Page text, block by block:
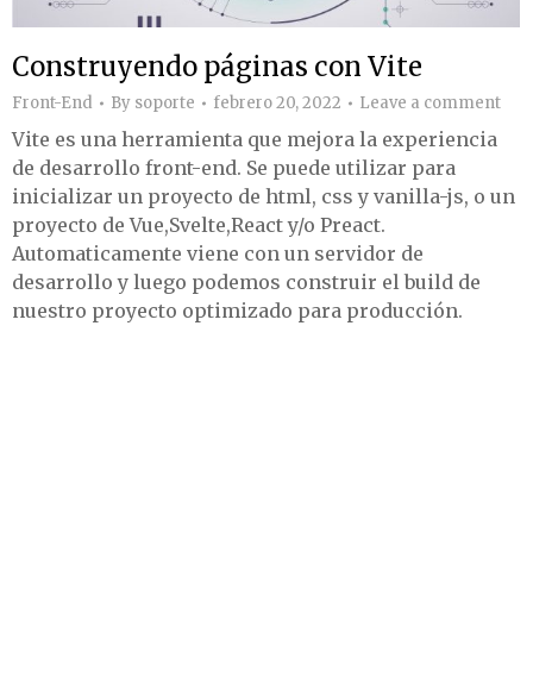
Construyendo páginas con Vite
Front-End By soporte febrero 20, 2022 Leave a comment
Vite es una herramienta que mejora la experiencia
de desarrollo front-end. Se puede utilizar para
inicializar un proyecto de html, css y vanilla-js, o un
proyecto de Vue,Svelte,React y/o Preact.
Automaticamente viene con un servidor de
desarrollo y luego podemos construir el build de
nuestro proyecto optimizado para producción.